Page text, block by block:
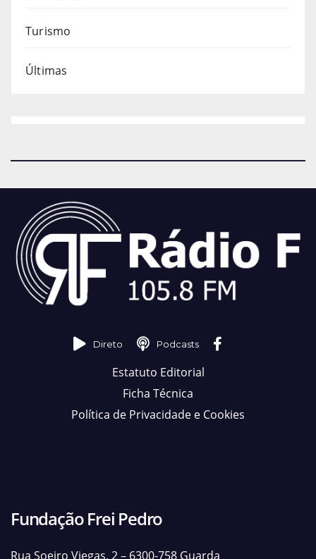
Turismo
Últimas
Direto Podcasts
Estatuto Editorial
Ficha Técnica
Política de Privacidade e Cookies
Fundação Frei Pedro
Rua Soeiro Viegas, 2 – 6300-758 Guarda